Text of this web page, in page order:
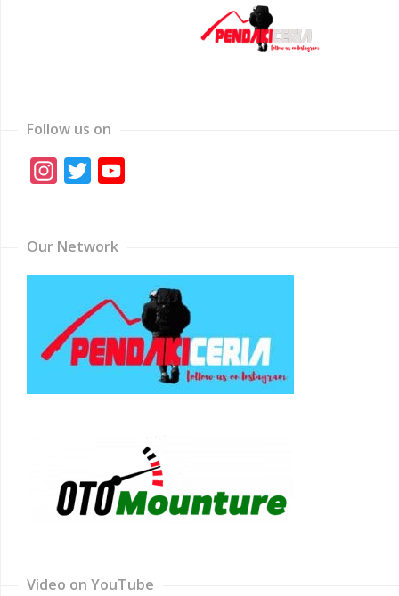
Follow us on
Instagram
Twitter
Our Network
Video on YouTube